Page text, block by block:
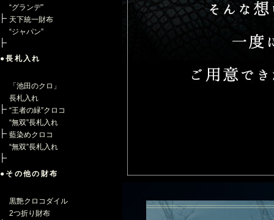
“グランデ”
天下統一財布
“ジャパン”
●長札入れ
「池田のクロ」
長札入れ
“王者の緑”クロコ
“無双”長札入れ
藍染めクロコ
“無双”長札入れ
●その他の財布
黒艶クロコダイル
2つ折り財布